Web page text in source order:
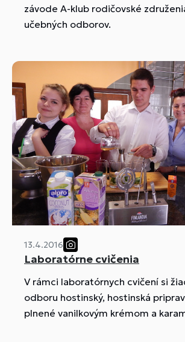
závode A-klub rodičovské
učebných odborov.
13.4.2016
Laboratórne cvičenia
V rámci laboratórnych cvičení si
odboru hostinský, hostinská
plnené vanilkovým krémom a